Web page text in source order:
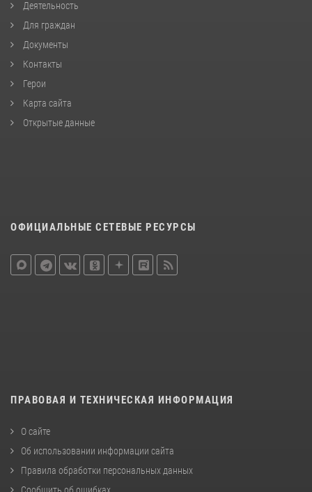
Деятельность
Для граждан
Документы
Контакты
Герои
Карта сайта
Открытые данные
ОФИЦИАЛЬНЫЕ СЕТЕВЫЕ РЕСУРСЫ
ПРАВОВАЯ И ТЕХНИЧЕСКАЯ ИНФОРМАЦИЯ
О сайте
Об использовании информации сайта
Правила обработки персональных данных